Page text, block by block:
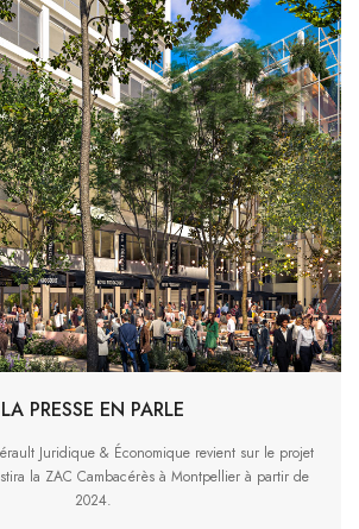
LA PRESSE EN PARLE
Juridique & Économique revient sur le projet
la ZAC Cambacérès à Montpellier à partir de
2024.